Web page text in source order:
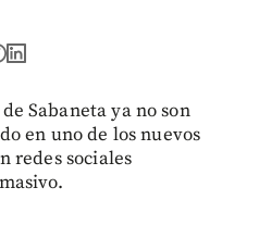
Sabaneta ya no son
en uno de los nuevos
redes sociales